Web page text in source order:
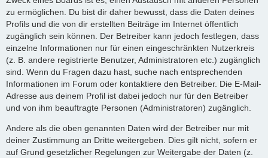
zu ermöglichen. Du bist dir daher bewusst, dass die Daten deines
Profils und die von dir erstellten Beiträge im Internet öffentlich
zugänglich sein können. Der Betreiber kann jedoch festlegen, dass
einzelne Informationen nur für einen eingeschränkten Nutzerkreis
(z. B. andere registrierte Benutzer, Administratoren etc.) zugänglich
sind. Wenn du Fragen dazu hast, suche nach entsprechenden
Informationen im Forum oder kontaktiere den Betreiber. Die E-Mail-
Adresse aus deinem Profil ist dabei jedoch nur für den Betreiber
und von ihm beauftragte Personen (Administratoren) zugänglich.
Andere als die oben genannten Daten wird der Betreiber nur mit
deiner Zustimmung an Dritte weitergeben. Dies gilt nicht, sofern er
auf Grund gesetzlicher Regelungen zur Weitergabe der Daten (z.